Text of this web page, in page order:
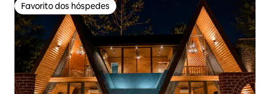
Favorito dos hóspedes
Favorito dos hóspedes